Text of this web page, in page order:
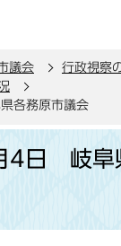
議会
行政視察
各務原市議会
4日 岐阜